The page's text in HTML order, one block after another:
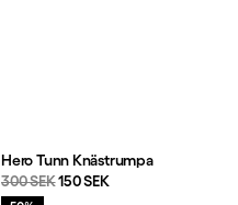
Hero Tunn Knästrumpa
Originalpris:
300 SEKReapris:
150 SEK